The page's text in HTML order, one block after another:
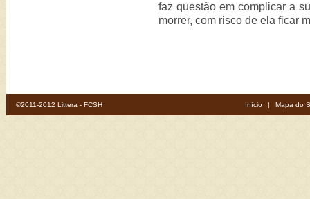
faz questão em complicar a
morrer, com risco de ela ficar
©2011-2012 Littera - FCSH Início | Mapa do